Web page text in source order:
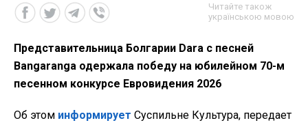
Читайте також
українською мовою
Представительница Болгарии Dara с песней
Bangaranga одержала победу на юбилейном 70-м
песенном конкурсе Евровидения 2026
Об этом информирует Суспильне Культура, передает